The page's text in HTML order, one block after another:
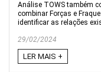
Análise TOWS também
combinar Forças e
identificar as relações
29/02/2024
LER MAIS +